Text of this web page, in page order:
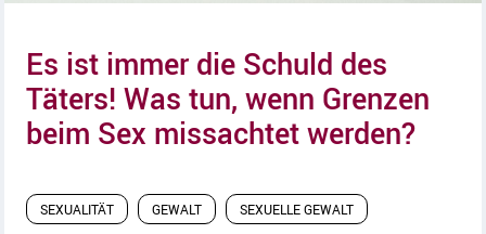
Es ist immer die Schuld des
Täters! Was tun, wenn Grenzen
beim Sex missachtet werden?
SEXUALITÄT GEWALT SEXUELLE GEWALT